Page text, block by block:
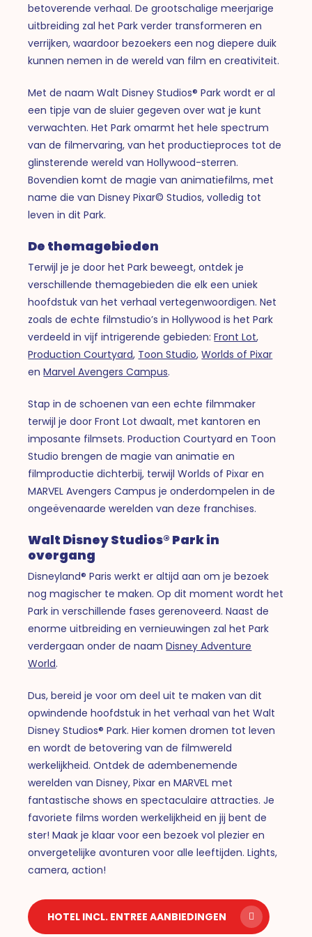
betoverende verhaal. De grootschalige meerjarige
uitbreiding zal het Park verder transformeren en
verrijken, waardoor bezoekers een nog diepere duik
kunnen nemen in de wereld van film en creativiteit.
Met de naam Walt Disney Studios® Park wordt er al
een tipje van de sluier gegeven over wat je kunt
verwachten. Het Park omarmt het hele spectrum
van de filmervaring, van het productieproces tot de
glinsterende wereld van Hollywood-sterren.
Bovendien komt de magie van animatiefilms, met
name die van Disney Pixar© Studios, volledig tot
leven in dit Park.
De themagebieden
Terwijl je je door het Park beweegt, ontdek je
verschillende themagebieden die elk een uniek
hoofdstuk van het verhaal vertegenwoordigen. Net
zoals de echte filmstudio’s in Hollywood is het Park
verdeeld in vijf intrigerende gebieden:Front Lot,
Production Courtyard, Toon Studio,Worlds of Pixar
enMarvel Avengers Campus.
Stap in de schoenen van een echte filmmaker
terwijl je door Front Lot dwaalt, met kantoren en
imposante filmsets. Production Courtyard en Toon
Studio brengen de magie van animatie en
filmproductie dichterbij, terwijl Worlds of Pixar en
MARVEL Avengers Campus je onderdompelen in de
ongeëvenaarde werelden van deze franchises.
Walt Disney Studios® Park in
overgang
Disneyland® Paris werkt er altijd aan om je bezoek
nog magischer te maken. Op dit moment wordt het
Park in verschillende fases gerenoveerd. Naast de
enorme uitbreiding en vernieuwingen zal het Park
verdergaan onder de naamDisney Adventure
World.
Dus, bereid je voor om deel uit te maken van dit
opwindende hoofdstuk in het verhaal van het Walt
Disney Studios® Park. Hier komen dromen tot leven
en wordt de betovering van de filmwereld
werkelijkheid. Ontdek de adembenemende
werelden van Disney, Pixar en MARVEL met
fantastische shows en spectaculaire attracties. Je
favoriete films worden werkelijkheid en jij bent de
ster! Maak je klaar voor een bezoek vol plezier en
onvergetelijke avonturen voor alle leeftijden. Lights,
camera, action!
HOTEL INCL. ENTREE AANBIEDINGEN